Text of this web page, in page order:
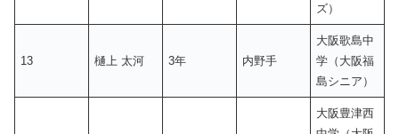
ズ）
13 樋上 太河 3年 内野手
大阪歌島中
学（大阪福
島シニア）
大阪豊津西